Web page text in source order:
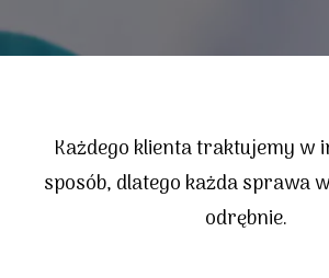
Każdego klienta traktujemy w
sposób, dlatego każda sprawa
odrębnie.